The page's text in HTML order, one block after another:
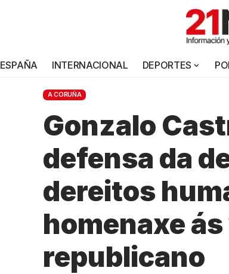
ESPAÑA INTERNACIONAL DEPORTES
A CORUÑA
Gonzalo
defensa da
dereitos
homenaxe
republicano